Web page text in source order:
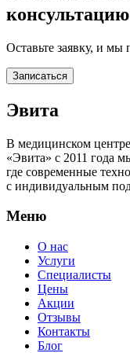
консультацию
Оставьте заявку, и мы
Записаться
Эвита
В медицинском
«Эвита» с 2011 года
где современные
с индивидуальным
Меню
О нас
Услуги
Специалисты
Цены
Акции
Отзывы
Контакты
Блог